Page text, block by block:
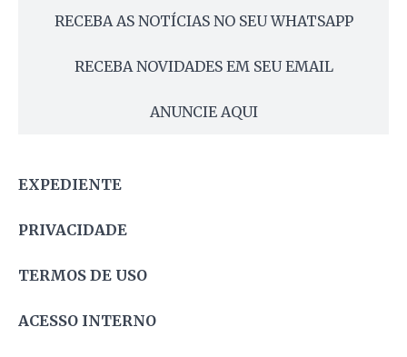
RECEBA AS NOTÍCIAS NO SEU WHATSAPP
RECEBA NOVIDADES EM SEU EMAIL
ANUNCIE AQUI
EXPEDIENTE
PRIVACIDADE
TERMOS DE USO
ACESSO INTERNO